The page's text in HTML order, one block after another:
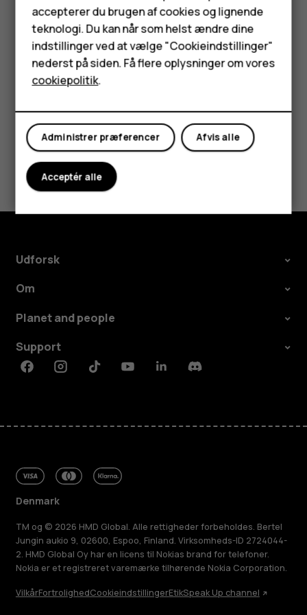
Tilbehør
HMD Terra M
Tablets
Min konto
Fantasy, Lego StarWars: the force awaken og
Stumble guys
Synes du, dette var nyttigt?
Ja Nej
Udforsk
Om
Planet and people
Support
FacebookInstagramTiktokYoutubeLinkedinDiscord
Denmark
TM og © 2026 HMD Global. Alle rettigheder forbeholdes. Bertel
Jungin aukio 9, 02600, Espoo, Finland. Virksomheds-ID 2724044-
2. HMD Global Oy har en licens til Nokias brand for telefoner.
Nokia er et registreret varemærke tilhørende Nokia Corporation.
VilkårFortrolighedCookieindstillingerEtikSpeak Up channel
accepterer du brugen af cookies og lignende
teknologi. Du kan når som helst ændre dine
indstillinger ved at vælge "Cookieindstillinger"
nederst på siden. Få flere oplysninger om vores
cookiepolitik.
Afvis alle
Administrer præferencer
Acceptér alle